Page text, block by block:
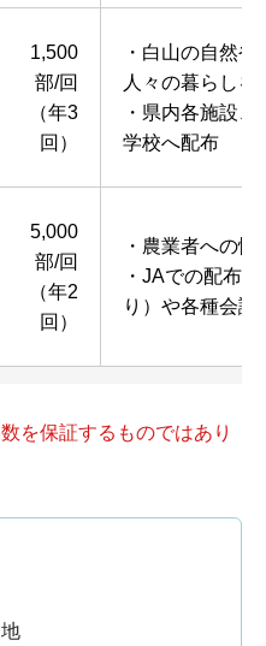
1,500
部/回
（年3
回）
・白山の自然や
人々の暮らしを
・県内各施設
学校へ配布
5,000
部/回
（年2
回）
・農業者への情
・JAでの配布
り）や各種会議
を保証するものではあり